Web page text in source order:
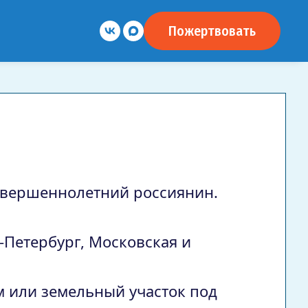
Пожертвовать
россиянин.
Московская и
земельный участок под